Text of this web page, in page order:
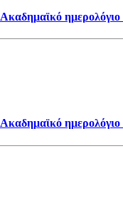
Ακαδημαϊκό
Ακαδημαϊκό